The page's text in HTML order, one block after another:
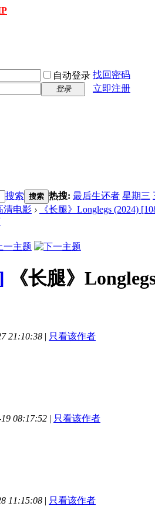
自动登录 找回密码
登录
立即注册
搜索 搜索 热搜: 最后生还者 星期三
清电影 ›
《长腿》Longlegs (2024)
《长腿》
21:10:38 | 只看该作者
08:17:52 | 只看该作者
11:15:08 | 只看该作者